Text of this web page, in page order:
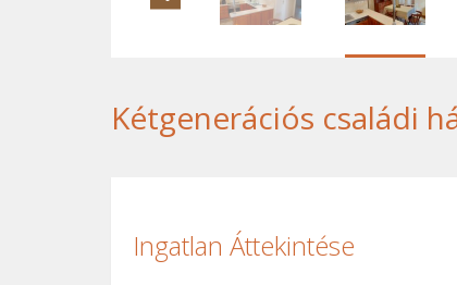
Kétgenerációs családi
Ingatlan Áttekintése